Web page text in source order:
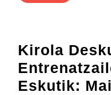
Kirola
Eskutik: